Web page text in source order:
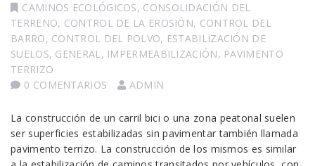
CAMINOS ECOLÓGICOS, CONSOLIDACIÓN DEL
TERRENO, CONTROL DE LA EROSIÓN, CONTROL DEL
BARRO, CONTROL DEL POLVO, ESTABILIZACIÓN DE
SUELOS, GENERAL, IMPERMEABILIZACIÓN, PAVIMENTO
TERRIZO
0 COMENTARIOS
ADMIN
La construcción de un carril bici o una zona peatonal suelen
ser superficies estabilizadas sin pavimentar también llamada
pavimento terrizo. La construcción de los mismos es similar